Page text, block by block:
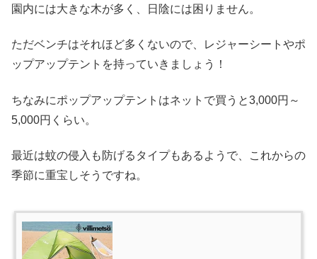
園内には大きな木が多く、日陰には困りません。
ただベンチはそれほど多くないので、
レジャーシートやポ
ップアップテント を持っていきましょう！
ちなみにポップアップテントはネットで買うと3,000円～
5,000円くらい。
最近は蚊の侵入も防げるタイプもあるようで、これからの
季節に重宝しそうですね。